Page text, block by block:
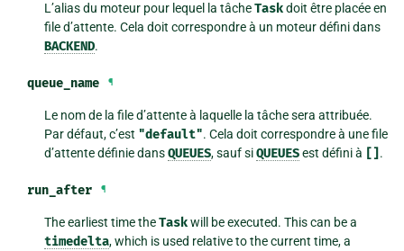
L’alias du moteur pour lequel la tâcheTaskdoit être placée en
file d’attente. Cela doit correspondre à un moteur défini dans
BACKEND.
queue_name ¶
Le nom de la file d’attente à laquelle la tâche sera attribuée.
Par défaut, c’est "default". Cela doit correspondre à une file
d’attente définie dansQUEUES, sauf siQUEUESest défini à [] .
run_after ¶
The earliest time theTaskwill be executed. This can be a
timedelta, which is used relative to the current time, a